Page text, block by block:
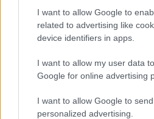
I want to allow Google to
related to advertising like
device identifiers in apps.
I want to allow my user data
Google for online advertising
I want to allow Google to
personalized advertising.
elemző műsor a baloldal hazugságairól